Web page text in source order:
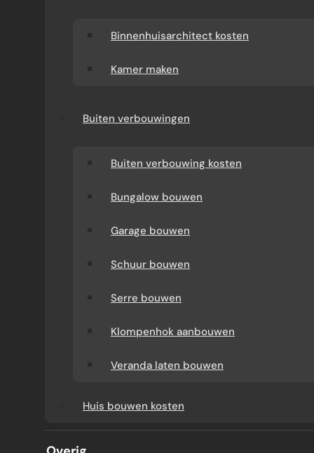
Binnenhuisarchitect kosten
Kamer maken
Buiten verbouwingen
Buiten verbouwing kosten
Bungalow bouwen
Garage bouwen
Schuur bouwen
Serre bouwen
Klompenhok aanbouwen
Veranda laten bouwen
Huis bouwen kosten
AANBOUW AMSTERDAM